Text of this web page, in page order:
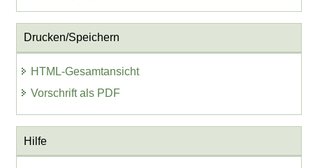
Drucken/Speichern
HTML-Gesamtansicht
Vorschrift als PDF
Hilfe